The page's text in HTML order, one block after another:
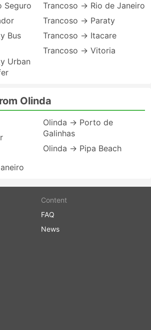
Seguro
Bus
Urban
Trancoso → Rio de Janeiro
Trancoso → Paraty
Trancoso → Itacare
Trancoso → Vitoria
Olinda
Olinda → Porto de
Galinhas
Olinda → Pipa Beach
Content
FAQ
News